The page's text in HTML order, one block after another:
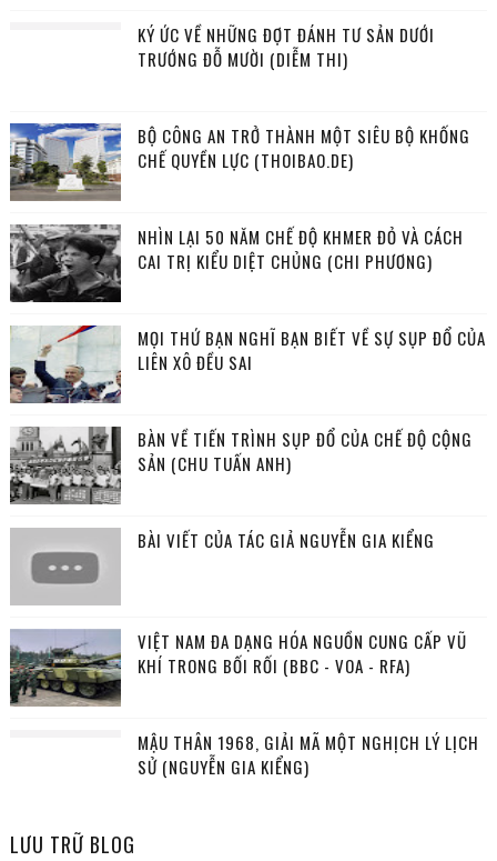
KÝ ỨC VỀ NHỮNG ĐỢT ĐÁNH TƯ SẢN DƯỚI
TRƯỚNG ĐỖ MƯỜI (DIỄM THI)
BỘ CÔNG AN TRỞ THÀNH MỘT SIÊU BỘ KHỐNG
CHẾ QUYỀN LỰC (THOIBAO.DE)
NHÌN LẠI 50 NĂM CHẾ ĐỘ KHMER ĐỎ VÀ CÁCH
CAI TRỊ KIỂU DIỆT CHỦNG (CHI PHƯƠNG)
MỌI THỨ BẠN NGHĨ BẠN BIẾT VỀ SỰ SỤP ĐỔ CỦA
LIÊN XÔ ĐỀU SAI
BÀN VỀ TIẾN TRÌNH SỤP ĐỔ CỦA CHẾ ĐỘ CỘNG
SẢN (CHU TUẤN ANH)
BÀI VIẾT CỦA TÁC GIẢ NGUYỄN GIA KIỂNG
VIỆT NAM ĐA DẠNG HÓA NGUỒN CUNG CẤP VŨ
KHÍ TRONG BỐI RỐI (BBC - VOA - RFA)
MẬU THÂN 1968, GIẢI MÃ MỘT NGHỊCH LÝ LỊCH
SỬ (NGUYỄN GIA KIỂNG)
LƯU TRỮ BLOG